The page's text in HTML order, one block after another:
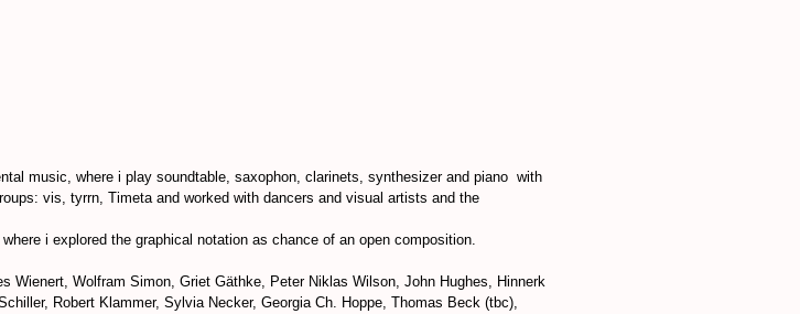
music, where i play soundtable, saxophon, clarinets, synthesizer and piano with
vis, tyrrn, Timeta and worked with dancers and visual artists and the
i explored the graphical notation as chance of an open composition.
Wienert, Wolfram Simon, Griet Gäthke, Peter Niklas Wilson, John Hughes, Hinnerk
Robert Klammer, Sylvia Necker, Georgia Ch. Hoppe, Thomas Beck (tbc),